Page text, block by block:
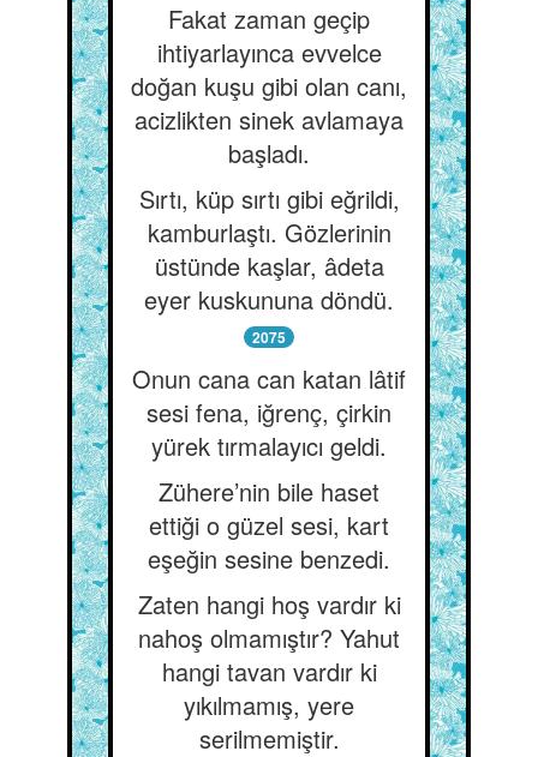
Fakat zaman geçip
ihtiyarlayınca evvelce
doğan kuşu gibi olan canı,
acizlikten sinek avlamaya
başladı.
Sırtı, küp sırtı gibi eğrildi,
kamburlaştı. Gözlerinin
üstünde kaşlar, âdeta
eyer kuskununa döndü.
2075
Onun cana can katan lâtif
sesi fena, iğrenç, çirkin
yürek tırmalayıcı geldi.
Zühere’nin bile haset
ettiği o güzel sesi, kart
eşeğin sesine benzedi.
Zaten hangi hoş vardır ki
nahoş olmamıştır? Yahut
hangi tavan vardır ki
yıkılmamış, yere
serilmemiştir.